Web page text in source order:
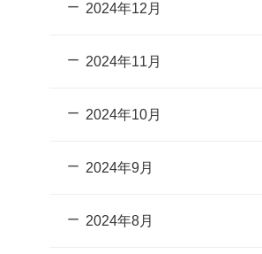
2024年12月
2024年11月
2024年10月
2024年9月
2024年8月